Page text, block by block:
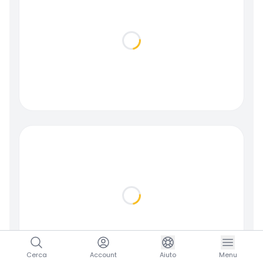
Loading...
Loading...
Cerca Account Aiuto Menu